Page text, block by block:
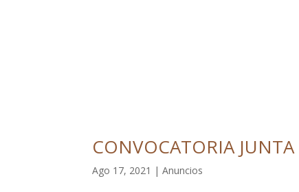
CONVOCATORIA
Ago 17, 2021 |Anuncios